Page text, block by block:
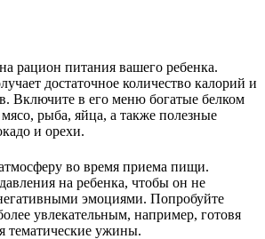
рацион питания вашего ребенка.
достаточное количество калорий и
Включите в его меню богатые белком
рыба, яйца, а также полезные
и орехи.
во время приема пищи.
на ребенка, чтобы он не
эмоциями. Попробуйте
увлекательным, например, готовя
тематические ужины.